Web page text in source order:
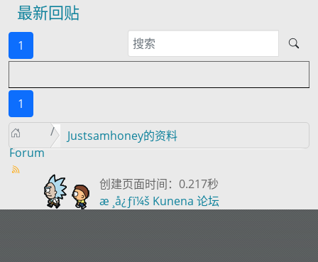
最新回贴
1
1
Forum
Justsamhoney的资料
创建页面时间：0.217秒
æ ¸å¿ƒï¼š Kunena 论坛